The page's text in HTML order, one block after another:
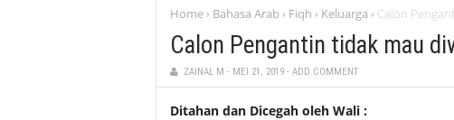
Home › Bahasa Arab › Fiqh › Keluarga › Calon
Calon Pengantin tidak mau
ZAINAL M - MEI 21, 2019 - ADD COMMENT
Ditahan dan Dicegah oleh Wali :